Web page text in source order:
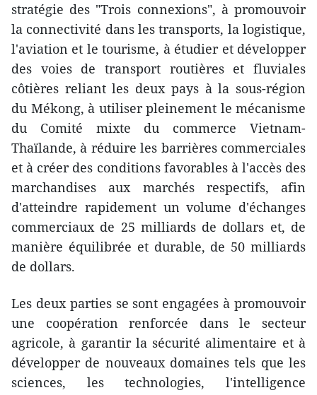
stratégie des "Trois connexions", à promouvoir
la connectivité dans les transports, la logistique,
l'aviation et le tourisme, à étudier et développer
des voies de transport routières et fluviales
côtières reliant les deux pays à la sous-région
du Mékong, à utiliser pleinement le mécanisme
du Comité mixte du commerce Vietnam-
Thaïlande, à réduire les barrières commerciales
et à créer des conditions favorables à l'accès des
marchandises aux marchés respectifs, afin
d'atteindre rapidement un volume d'échanges
commerciaux de 25 milliards de dollars et, de
manière équilibrée et durable, de 50 milliards
de dollars.
Les deux parties se sont engagées à promouvoir
une coopération renforcée dans le secteur
agricole, à garantir la sécurité alimentaire et à
développer de nouveaux domaines tels que les
sciences, les technologies, l'intelligence